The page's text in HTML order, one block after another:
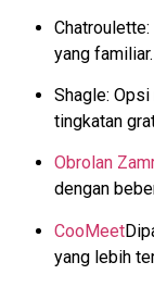
Chatroulette
yang familiar.
Shagle:
tingkatan
Obrolan
dengan
CooMeet
yang lebih